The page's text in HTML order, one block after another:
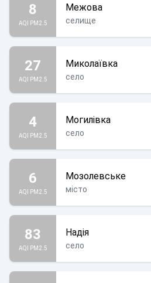
8
AQI PM2.5
Межова
селище
27
AQI PM2.5
Миколаївка
село
4
AQI PM2.5
Могилівка
село
6
AQI PM2.5
Мозолевське
місто
83
AQI PM2.5
Надія
село